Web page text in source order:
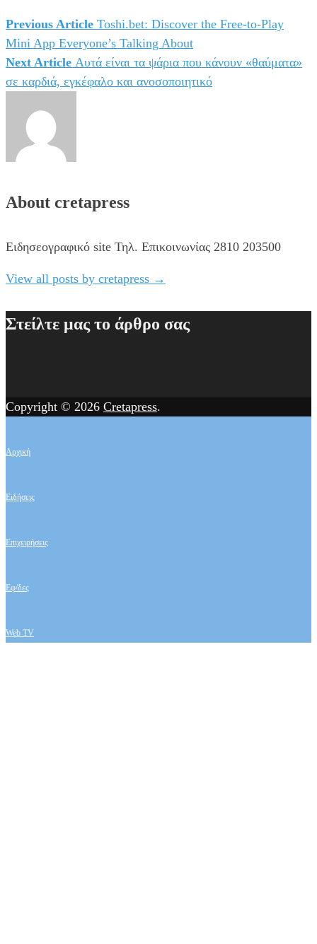
Πλοήγηση
άρθρων
Previous Article Toshi.bet: Discover the Free-to-Play
Mini App Everyone’s Talking About
Next Article Αυτά είναι τα ψάρια που κάνουν «θαύματα»
σε καρδιά, εγκέφαλο και ανοσοποιητικό
About cretapress
Ειδησεογραφικό site Τηλ. Επικοινωνίας 2810 203500
View all posts by cretapress →
Στείλτε μας το άρθρο σας
Copyright © 2026 Cretapress.
Αρχική
Ειδήσεις
Επιχειρήσεις
Εφ/δες
Web TV